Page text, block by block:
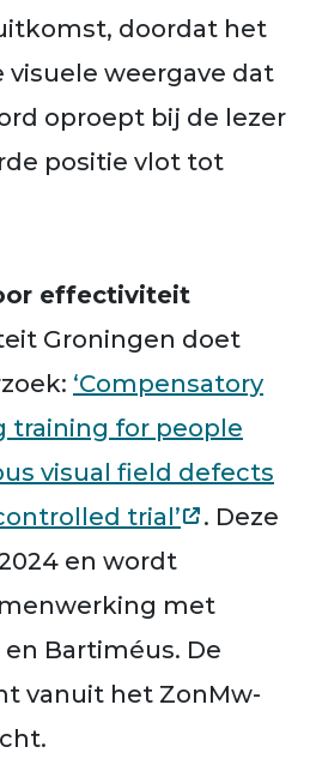
doordat het
visuele weergave dat
oproept bij de lezer
positie vlot tot
effectiviteit
Groningen doet
‘Compensatory
training for people
visual field defects
trial’
. Deze
en wordt
met
Bartiméus. De
vanuit het ZonMw-